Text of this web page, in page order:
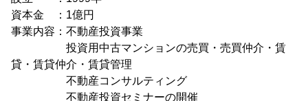
資本金 ：1億円
事業内容：不動産投資事業
投資用中古マンションの売買・売買仲介・賃
貸・賃貸仲介・賃貸管理
不動産コンサルティング
不動産投資セミナーの開催